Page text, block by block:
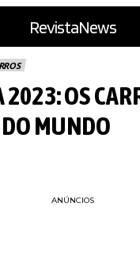
RevistaNews
2023: OS
MUNDO
ANÚNCIOS